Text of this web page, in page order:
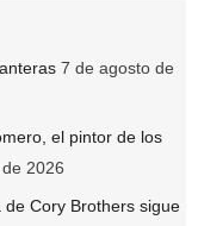
7 de agosto de
el pintor de los
2026
Cory Brothers sigue